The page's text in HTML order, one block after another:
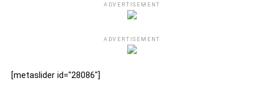
ADVERTISEMENT
ADVERTISEMENT
[metaslider id="28086"]